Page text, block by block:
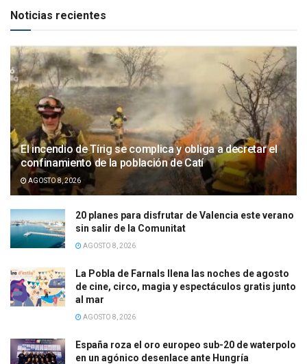
Noticias recientes
El incendio de Tírig se complica y obliga a decretar el
confinamiento de la población de Catí
AGOSTO 8, 2026
20 planes para disfrutar de Valencia este verano
sin salir de la Comunitat
AGOSTO 8, 2026
La Pobla de Farnals llena las noches de agosto
de cine, circo, magia y espectáculos gratis junto
al mar
AGOSTO 8, 2026
España roza el oro europeo sub-20 de waterpolo
en un agónico desenlace ante Hungría